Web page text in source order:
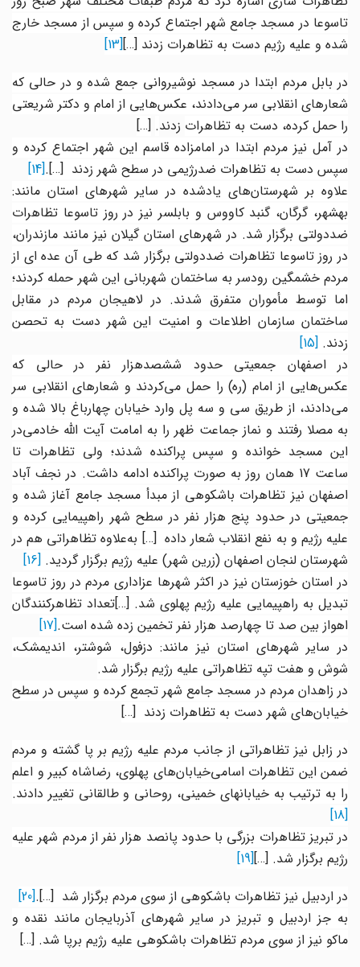
تاسوعا در مسجد جامع شهر اجتماع کرده و سپس از مسجد خارج
شده و علیه رژیم دست به تظاهرات زدند[…]
[13]
در بابل مردم ابتدا در مسجد نوشیروانی جمع شده و در حالی که
شعارهای انقلابی سر می‌دادند، عکس‌هایی از امام و دکتر شریعتی
را حمل کرده، دست به تظاهراتزدند.
[…]
در آمل نیز مردم ابتدا در امامزاده قاسم این شهر اجتماع کرده و
سپس دست به تظاهرات ضدرژیمی‌در سطح شهر زدند[…].
[14]
علاوه بر شهرستان‌های یادشده در سایر شهرهای استان مانند:
بهشهر، گرگان، گنبد کاووس و بابلسر نیز در روز تاسوعا تظاهرات
ضددولتی برگزار شد. در شهرهای استان گیلان نیز مانند مازندران،
در روز تاسوعا تظاهرات ضددولتی برگزار شد که طی آن عده ای از
مردم خشمگین رودسر به ساختمان شهربانی این شهر حمله کردند؛
اما توسط مأموران متفرق شدند. در لاهیجان مردم در مقابل
ساختمان سازمان اطلاعات و امنیت این شهر دست به تحصن
زدند.[15]
در اصفهان جمعیتی حدود ششصدهزار نفر در حالی که
عکس‌هایی از امام (ره) را حمل می‌کردند و شعارهای انقلابی سر
می‌دادند، از طریق سی و سه پل وارد خیابان چهارباغ بالا شده و
به مصلا رفتند و نماز جماعت ظهر را به امامت آیت الله خادمی‌در
این مسجد خوانده و سپس پراکنده شدند؛ ولی تظاهرات تا
ساعت 17 همان روز به صورت پراکنده ادامه داشت. در نجف آباد
اصفهان نیز تظاهرات باشکوهی از مبدأ مسجد جامع آغاز شده و
جمعیتی در حدود پنج هزار نفر در سطح شهر راهپیمایی کرده و
علیه رژیم و به نفع انقلاب شعار داده[…]به علاوه تظاهراتی هم در
شهرستان لنجان اصفهان (زرین شهر) علیه رژیم برگزار گردید.[16]
در استان خوزستان نیز در اکثر شهرها عزاداری مردم در روز تاسوعا
تبدیل به راهپیمایی علیه رژیم پهلوی شد.[…]تعداد تظاهرکنندگان
اهواز بین صد تا چهارصد هزار نفر تخمین زده شده است.[17]
در سایر شهرهای استان نیز مانند: دزفول، شوشتر، اندیمشک،
شوش و هفت تپه تظاهراتی علیه رژیم برگزار شد.
در زاهدان مردم در مسجد جامع شهر تجمع کرده و سپس در سطح
خیابان‌های شهر دست به تظاهرات زدند[…]
در زابل نیز تظاهراتی از جانب مردم علیه رژیم بر پا گشته و مردم
ضمن این تظاهرات اسامی‌خیابان‌های پهلوی، رضاشاه کبیر و اعلم
را به ترتیب به خیابانهای خمینی، روحانی و طالقانی تغییر دادند.
در تبریز تظاهرات بزرگی با حدود پانصد هزار نفر از مردم شهر علیه
رژیم برگزار شد.[…]
[19]
در اردبیل نیز تظاهرات باشکوهی از سوی مردم برگزار شد[…].
[20]
به جز اردبیل و تبریز در سایر شهرهای آذربایجان مانند نقده و
ماکو نیز از سوی مردم تظاهرات باشکوهی علیه رژیم برپا شد.[…]